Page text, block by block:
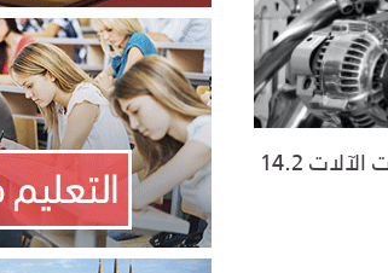
تركيا.. عائدات صادرات الآلات 14.2